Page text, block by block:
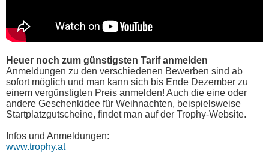
Heuer noch zum günstigsten Tarif anmelden
Anmeldungen zu den verschiedenen Bewerben sind ab
sofort möglich und man kann sich bis Ende Dezember zu
einem vergünstigten Preis anmelden! Auch die eine oder
andere Geschenkidee für Weihnachten, beispielsweise
Startplatzgutscheine, findet man auf der Trophy-Website.
Infos und Anmeldungen:
www.trophy.at